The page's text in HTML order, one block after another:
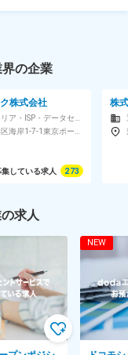
の企業
株式会社
集している求人 273
株
求人
NEW